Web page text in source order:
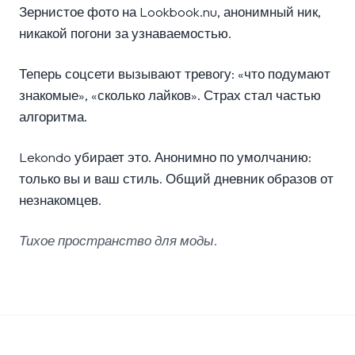
Зернистое фото на Lookbook.nu, анонимный ник,
никакой погони за узнаваемостью.
Теперь соцсети вызывают тревогу: «что подумают
знакомые», «сколько лайков». Страх стал частью
алгоритма.
Lekondo убирает это. Анонимно по умолчанию:
только вы и ваш стиль. Общий дневник образов от
незнакомцев.
Тихое пространство для моды.